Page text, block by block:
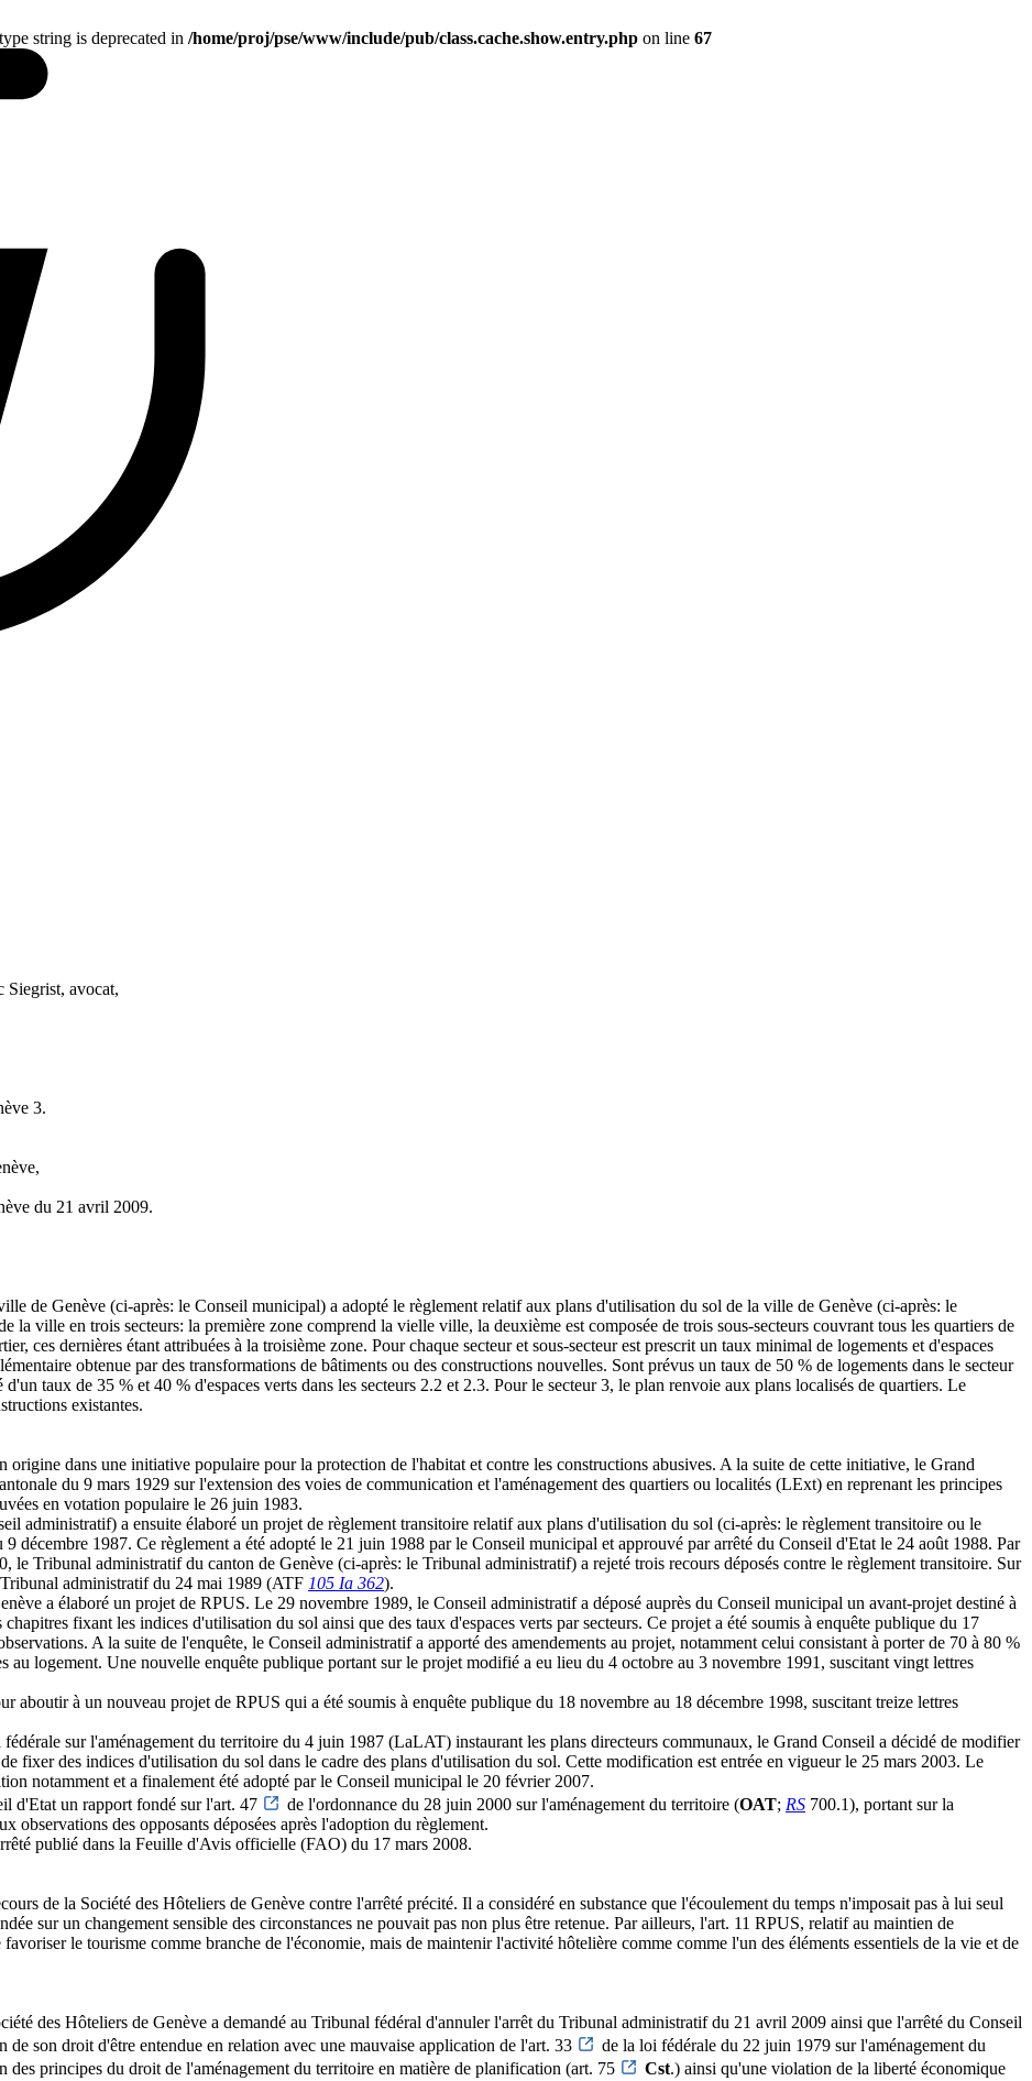
string is deprecated in /home/proj/pse/www/include/pub/class.cache.show.entry.php on line 67
Siegrist, avocat,
3.
du 21 avril 2009.
de Genève (ci-après: le Conseil municipal) a adopté le règlement relatif aux plans d'utilisation du sol de la ville de Genève (ci-après: le
la ville en trois secteurs: la première zone comprend la vielle ville, la deuxième est composée de trois sous-secteurs couvrant tous les quartiers de
ces dernières étant attribuées à la troisième zone. Pour chaque secteur et sous-secteur est prescrit un taux minimal de logements et d'espaces
obtenue par des transformations de bâtiments ou des constructions nouvelles. Sont prévus un taux de 50 % de logements dans le secteur
taux de 35 % et 40 % d'espaces verts dans les secteurs 2.2 et 2.3. Pour le secteur 3, le plan renvoie aux plans localisés de quartiers. Le
existantes.
dans une initiative populaire pour la protection de l'habitat et contre les constructions abusives. A la suite de cette initiative, le Grand
du 9 mars 1929 sur l'extension des voies de communication et l'aménagement des quartiers ou localités (LExt) en reprenant les principes
en votation populaire le 26 juin 1983.
administratif) a ensuite élaboré un projet de règlement transitoire relatif aux plans d'utilisation du sol (ci-après: le règlement transitoire ou le
décembre 1987. Ce règlement a été adopté le 21 juin 1988 par le Conseil municipal et approuvé par arrêté du Conseil d'Etat le 24 août 1988. Par
le Tribunal administratif du canton de Genève (ci-après: le Tribunal administratif) a rejeté trois recours déposés contre le règlement transitoire. Sur
administratif du 24 mai 1989 (ATF 105 Ia 362).
a élaboré un projet de RPUS. Le 29 novembre 1989, le Conseil administratif a déposé auprès du Conseil municipal un avant-projet destiné à
fixant les indices d'utilisation du sol ainsi que des taux d'espaces verts par secteurs. Ce projet a été soumis à enquête publique du 17
A la suite de l'enquête, le Conseil administratif a apporté des amendements au projet, notamment celui consistant à porter de 70 à 80 %
au logement. Une nouvelle enquête publique portant sur le projet modifié a eu lieu du 4 octobre au 3 novembre 1991, suscitant vingt lettres
aboutir à un nouveau projet de RPUS qui a été soumis à enquête publique du 18 novembre au 18 décembre 1998, suscitant treize lettres
sur l'aménagement du territoire du 4 juin 1987 (LaLAT) instaurant les plans directeurs communaux, le Grand Conseil a décidé de modifier
fixer des indices d'utilisation du sol dans le cadre des plans d'utilisation du sol. Cette modification est entrée en vigueur le 25 mars 2003. Le
notamment et a finalement été adopté par le Conseil municipal le 20 février 2007.
d'Etat un rapport fondé sur l'art. 47
de l'ordonnance du 28 juin 2000 sur l'aménagement du territoire (OAT; RS 700.1), portant sur la
des opposants déposées après l'adoption du règlement.
publié dans la Feuille d'Avis officielle (FAO) du 17 mars 2008.
de la Société des Hôteliers de Genève contre l'arrêté précité. Il a considéré en substance que l'écoulement du temps n'imposait pas à lui seul
sur un changement sensible des circonstances ne pouvait pas non plus être retenue. Par ailleurs, l'art. 11 RPUS, relatif au maintien de
le tourisme comme branche de l'économie, mais de maintenir l'activité hôtelière comme comme l'un des éléments essentiels de la vie et de
des Hôteliers de Genève a demandé au Tribunal fédéral d'annuler l'arrêt du Tribunal administratif du 21 avril 2009 ainsi que l'arrêté du Conseil
son droit d'être entendue en relation avec une mauvaise application de l'art. 33
de la loi fédérale du 22 juin 1979 sur l'aménagement du
principes du droit de l'aménagement du territoire en matière de planification (art. 75 Cst.) ainsi qu'une violation de la liberté économique